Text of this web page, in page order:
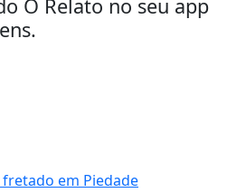
O Relato no seu app